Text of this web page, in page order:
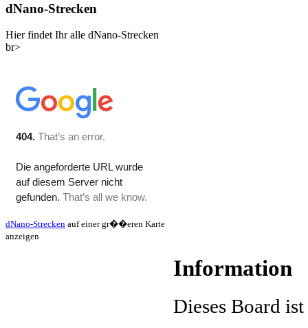
dNano-Strecken
Hier findet Ihr alle dNano-Strecken
br>
dNano-Strecken auf einer gr��eren Karte
anzeigen
Information
Dieses Board